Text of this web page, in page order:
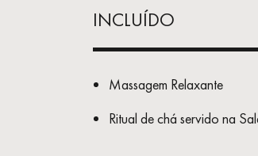
INCLUÍDO
Massagem Relaxante
Ritual de chá servido na